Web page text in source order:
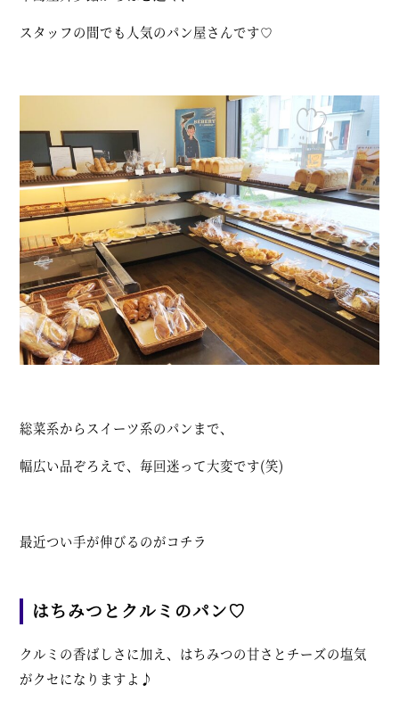
スタッフの間でも人気のパン屋さんです♡
総菜系からスイーツ系のパンまで、
幅広い品ぞろえで、毎回迷って大変です(笑)
最近つい手が伸びるのがコチラ
はちみつとクルミのパン♡
クルミの香ばしさに加え、はちみつの甘さとチーズの塩気
がクセになりますよ♪